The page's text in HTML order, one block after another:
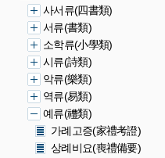
사서류(四書類)
서류(書類)
소학류(小學類)
시류(詩類)
악류(樂類)
역류(易類)
예류(禮類)
가례고증(家禮考證)
상례비요(喪禮備要)